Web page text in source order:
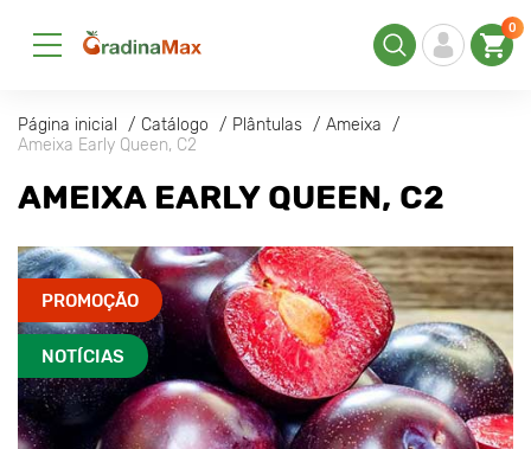
0
Página inicial Catálogo Plântulas
Ameixa
Ameixa Early Queen, C2
AMEIXA EARLY QUEEN, C2
PROMOÇÃO
NOTÍCIAS